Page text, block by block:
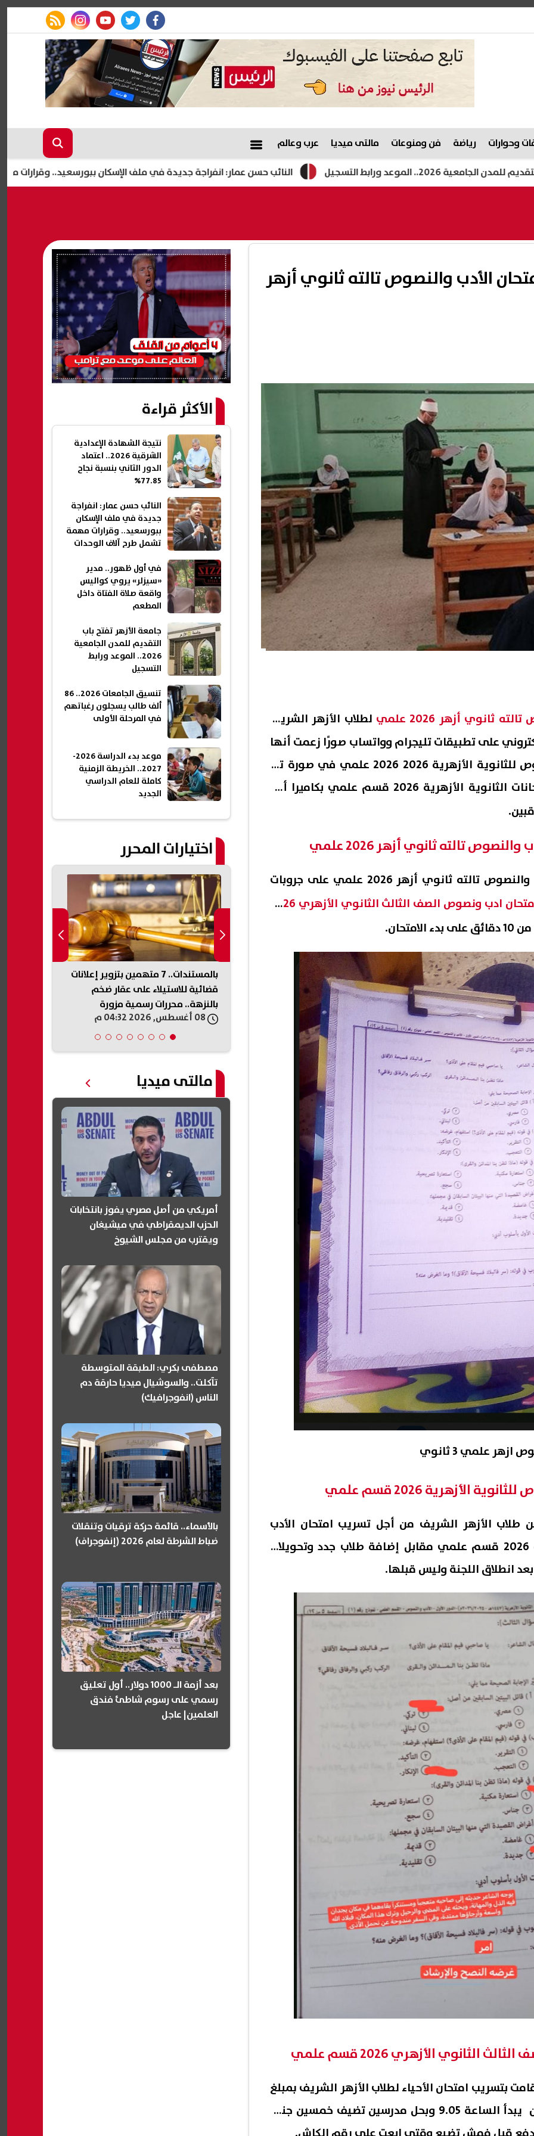
facebook
twitter
youtube
instagram
rss feed
وحوارات رياضة فن ومنوعات مالتى ميديا عرب وعالم
النائب حسن عمار: انفراجة جديدة في ملف الإسكان ببورسعيد.. وقرارات مهمة تشمل طرح التسجيل
الأدب والنصوص تالته ثانوي أزهر
ثانوي أزهر 2026 علمي
لطلاب الأزهر الشريف
على تطبيقات تليجرام وواتساب صورًا زعمت أنها
لأسئلة امتحان الأدب والنصوص للثانوية الأزهرية 2026 2026 علمي في صورة تم
تصويرها من قلب لجان امتحانات الثانوية الأزهرية 2026 قسم علمي بكاميرا أحد
تالته ثانوي أزهر 2026 علمي
وقد تم تداول امتحان الأدب والنصوص تالته ثانوي أزهر 2026 علمي على جروبات
امتحان ادب ونصوص الصف الثالث الثانوي الأزهري 2026
علمي 3 ثانوي
الأزهرية 2026 قسم علمي
الأزهر الشريف من أجل تسريب امتحان الأدب
والنصوص للثانوية الأزهرية 2026 قسم علمي مقابل إضافة طلاب جدد وتحويلات
انطلاق اللجنة وليس قبلها.
الثانوي الأزهري 2026 قسم علمي
بتسريب امتحان الأحياء لطلاب الأزهر الشريف بمبلغ
250 جنيه، وتزعم أن الامتحان يبدأ الساعة 9.05 وبحل مدرسين تضيف خمسين جنيه
الأكثر قراءة
نتيجة الشهادة الإعدادية
الشرقية 2026.. اعتماد
الدور الثاني بنسبة نجاح
77.85%
النائب حسن عمار: انفراجة
جديدة في ملف الإسكان
ببورسعيد.. وقرارات مهمة
تشمل طرح آلاف الوحدات
في أول ظهور.. مدير
«سيزلر» يروي كواليس
واقعة صلاة الفتاة داخل
المطعم
جامعة الأزهر تفتح باب
التقديم للمدن الجامعية
2026.. الموعد ورابط
التسجيل
تنسيق الجامعات 2026.. 86
ألف طالب يسجلون رغباتهم
في المرحلة الأولى
موعد بدء الدراسة 2026-
2027.. الخريطة الزمنية
كاملة للعام الدراسي
الجديد
اختيارات المحرر
سعر الجنيه الذهب اليوم السبت 8
في مصر
ضبط 8 أطنان زيت مجهول المصدر
و260 كيلو لحوم فاسدة في الفيوم
08 أغسطس, 2026 04:08 م
بالمستندات.. 7 متهمين بتزوير إعلانات
قضائية للاستيلاء على عقار ضخم
بالنزهة.. محررات رسمية مزورة
مالتى ميديا
أمريكي من أصل مصري يفوز بانتخابات
الحزب الديمقراطي في ميشيغان
ويقترب من مجلس الشيوخ
مصطفى بكري: الطبقة المتوسطة
تآكلت.. والسوشيال ميديا حارقة دم
الناس (انفوجرافيك)
بالأسماء.. قائمة حركة ترقيات وتنقلات
ضباط الشرطة لعام 2026 (إنفوجراف)
بعد أزمة الـ 1000 دولار.. أول تعليق
رسمي على رسوم شاطئ فندق
العلمين| عاجل